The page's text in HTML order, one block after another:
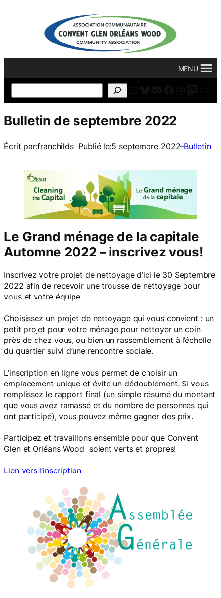
MENU
Bulletin de septembre 2022
Écrit par:franchilds Publié le:5 septembre 2022–Bulletin
Le Grand ménage de la capitale
Automne 2022 – inscrivez vous!
Inscrivez votre projet de nettoyage d’ici le 30 Septembre
2022 afin de recevoir une trousse de nettoyage pour
vous et votre équipe.
Choisissez un projet de nettoyage qui vous convient : un
petit projet pour votre ménage pour nettoyer un coin
près de chez vous, ou bien un rassemblement à l’échelle
du quartier suivi d’une rencontre sociale.
L’inscription en ligne vous permet de choisir un
emplacement unique et évite un dédoublement. Si vous
remplissez le rapport final (un simple résumé du montant
que vous avez ramassé et du nombre de personnes qui
ont participé), vous pouvez même gagner des prix.
Participez et travaillons ensemble pour que Convent
Glen et Orléans Wood soient verts et propres!
Lien vers l’inscription